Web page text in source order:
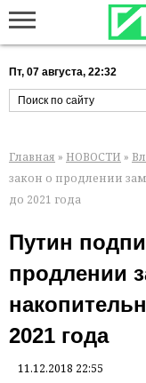
Пт, 07 августа, 22:32
Главная » НОВОСТИ »
закон о продлении
до 2021 года
Путин
продлении
2021 года
11.12.2018 22:55